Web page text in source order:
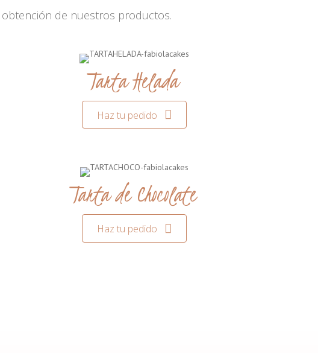
obtención de nuestros productos.
Tarta Helada
Haz tu pedido
Tarta de Chocolate
Haz tu pedido